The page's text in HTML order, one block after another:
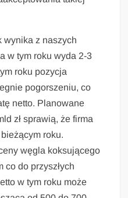
wynika z naszych
w tym roku wyda 2-3
roku pozycja
pogorszeniu, co
netto. Planowane
zł sprawią, że firma
roku.
węgla koksującego
co do przyszłych
w tym roku może